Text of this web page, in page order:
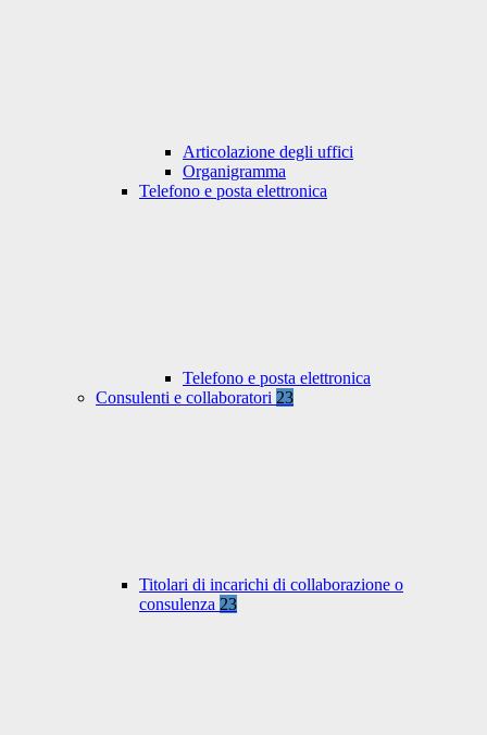
Articolazione degli uffici
Organigramma
Telefono e posta elettronica
Telefono e posta elettronica
Consulenti e collaboratori 23
Titolari di incarichi di collaborazione o
consulenza 23